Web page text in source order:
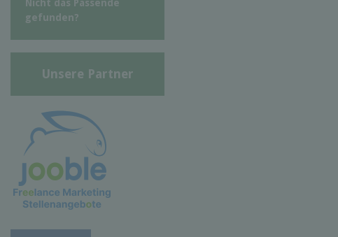
Nicht das Passende
gefunden?
Unsere Partner